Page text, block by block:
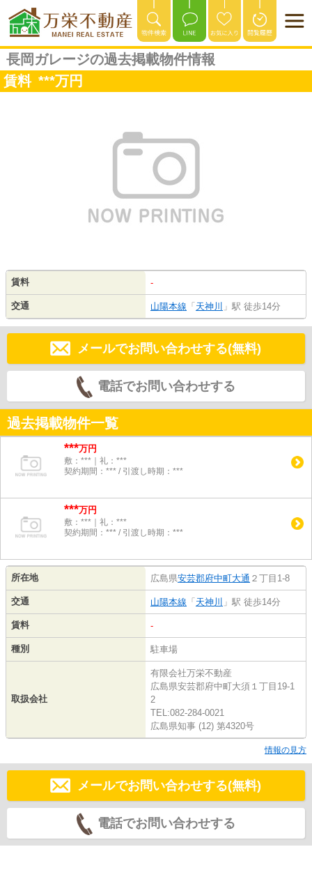
長岡ガレージの過去掲載物件情報
賃料 ***万円
賃料 -
交通 山陽本線 「天神川 」駅 徒歩14分
メールでお問い合わせする(無料)
電話でお問い合わせする
過去掲載物件一覧
***万円
敷：***｜礼：***
契約期間：*** / 引渡し時期：***
***万円
敷：***｜礼：***
契約期間：*** / 引渡し時期：***
所在地 広島県安芸郡府中町大通 ２丁目1-8
交通 山陽本線 「天神川 」駅 徒歩14分
賃料 -
種別 駐車場
取扱会社
有限会社万栄不動産
広島県安芸郡府中町大須１丁目19-1
2
TEL:082-284-0021
広島県知事 (12) 第4320号
情報の見方
メールでお問い合わせする(無料)
電話でお問い合わせする